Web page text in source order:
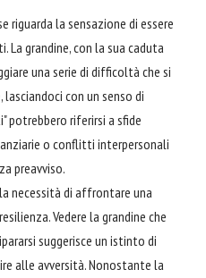
la sensazione di essere
grandine, con la sua caduta
una serie di difficoltà che si
con un senso di
potrebbero riferirsi a sfide
o conflitti interpersonali
preavviso.
necessità di affrontare una
Vedere la grandine che
suggerisce un istinto di
alle avversità. Nonostante la